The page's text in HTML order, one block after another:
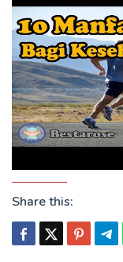
Share this: